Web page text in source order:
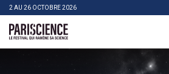
>Aller au contenu
2 AU 26 OCTOBRE 2026
Panneau de gestion des cookies